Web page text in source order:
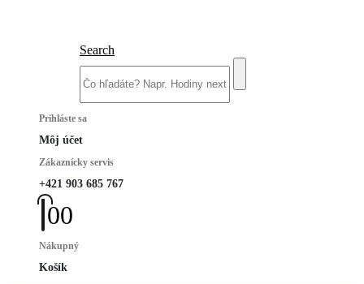
Search
Prihláste sa
Môj účet
Zákaznícky servis
+421 903 685 767
00
Nákupný
Košík